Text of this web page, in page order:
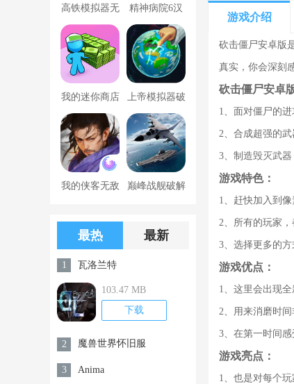
高铁模拟器无
限金币版
精神病院6汉
化版下载
我的迷你商店
破解版无限金
币版下载中文
上帝模拟器破
解版全解锁无
广告
我的侠客无敌 巅峰战舰破解
限钻石
最热 最新
1 瓦洛兰特
103.47 MB
下载
2 魔兽世界怀旧服
3 Anima
游戏介绍
砍击僵尸安卓版
真实，你会深刻
砍击僵尸安卓
1、面对僵尸的进
2、合成超强的武
3、制造毁灭武器
游戏特色：
1、赶快加入到
2、所有的玩家
3、选择更多的
游戏优点：
1、这里会出现
2、用来消磨时
3、在第一时间
游戏亮点：
1、也是对每个